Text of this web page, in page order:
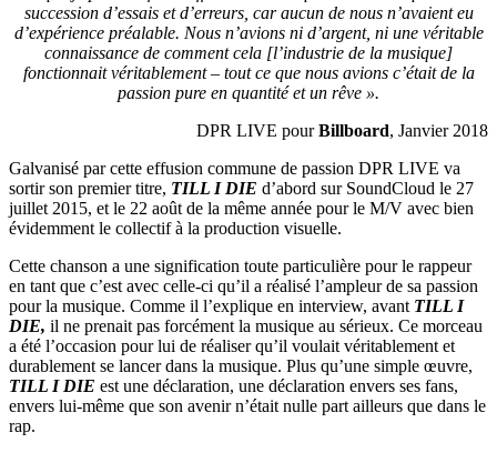
succession d’essais et d’erreurs, car aucun de nous n’avaient eu
d’expérience préalable. Nous n’avions ni d’argent, ni une véritable
connaissance de comment cela [l’industrie de la musique]
fonctionnait véritablement – tout ce que nous avions c’était de la
passion pure en quantité et un rêve ».
DPR LIVE pourBillboard, Janvier 2018
Galvanisé par cette effusion commune de passion DPR LIVE va
sortir son premier titre, TILL I DIE d’abord sur SoundCloud le 27
juillet 2015, et le 22 août de la même année pour le M/V avec bien
évidemment le collectif à la production visuelle.
Cette chanson a une signification toute particulière pour le rappeur
en tant que c’est avec celle-ci qu’il a réalisé l’ampleur de sa passion
pour la musique. Comme il l’explique en interview, avant TILL I
DIE, il ne prenait pas forcément la musique au sérieux. Ce morceau
a été l’occasion pour lui de réaliser qu’il voulait véritablement et
durablement se lancer dans la musique. Plus qu’une simple œuvre,
TILL I DIE est une déclaration, une déclaration envers ses fans,
envers lui-même que son avenir n’était nulle part ailleurs que dans le
rap.